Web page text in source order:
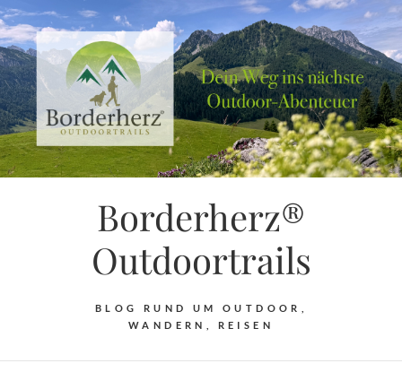
Borderherz®
Outdoortrails
BLOG RUND UM OUTDOOR,
WANDERN, REISEN